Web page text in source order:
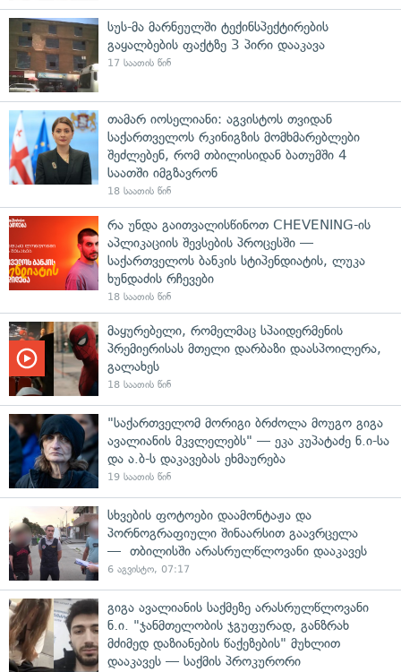
სუს-მა მარნეულში ტექინსპექტირების
გაყალბების ფაქტზე 3 პირი დააკავა
17 საათის წინ
თამარ იოსელიანი: აგვისტოს თვიდან
საქართველოს რკინიგზის მომხმარებლები
შეძლებენ, რომ თბილისიდან ბათუმში 4
საათში იმგზავრონ
18 საათის წინ
რა უნდა გაითვალისწინოთ CHEVENING-ის
აპლიკაციის შევსების პროცესში —
საქართველოს ბანკის სტიპენდიატის, ლუკა
ხუნდაძის რჩევები
18 საათის წინ
მაყურებელი, რომელმაც სპაიდერმენის
პრემიერისას მთელი დარბაზი დაასპოილერა,
გალახეს
18 საათის წინ
"საქართველომ მორიგი ბრძოლა მოუგო გიგა
ავალიანის მკვლელებს" — ეკა კუპატაძე ნ.ი-სა
და ა.ბ-ს დაკავებას ეხმაურება
19 საათის წინ
სხვების ფოტოები დაამონტაჟა და
პორნოგრაფიული შინაარსით გაავრცელა
— თბილისში არასრულწლოვანი დააკავეს
6 აგვისტო, 07:17
გიგა ავალიანის საქმეზე არასრულწლოვანი
ნ.ი. "ჯანმთელობის ჯგუფურად, განზრახ
მძიმედ დაზიანების წაქეზების" მუხლით
დააკავეს — საქმის პროკურორი